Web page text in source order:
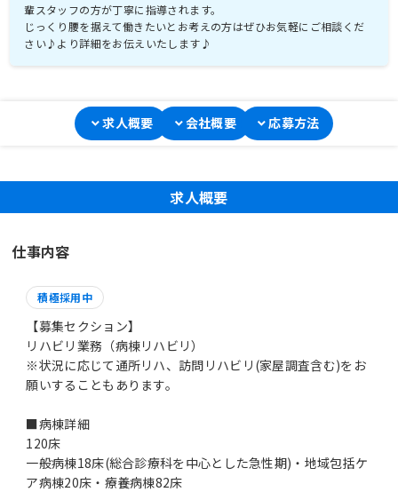
輩スタッフの方が丁寧に指導されます。
じっくり腰を据えて働きたいとお考えの方はぜひお気軽にご相談くだ
さい♪より詳細をお伝えいたします♪
求人概要 会社概要 応募方法
求人概要
仕事内容
積極採用中
【募集セクション】
リハビリ業務（病棟リハビリ）
※状況に応じて通所リハ、訪問リハビリ(家屋調査含む)をお
願いすることもあります。
■病棟詳細
120床
一般病棟18床(総合診療科を中心とした急性期)・地域包括ケ
ア病棟20床・療養病棟82床